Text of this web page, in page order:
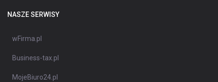
NASZE SERWISY
wFirma.pl
Business-tax.pl
MojeBiuro24.pl